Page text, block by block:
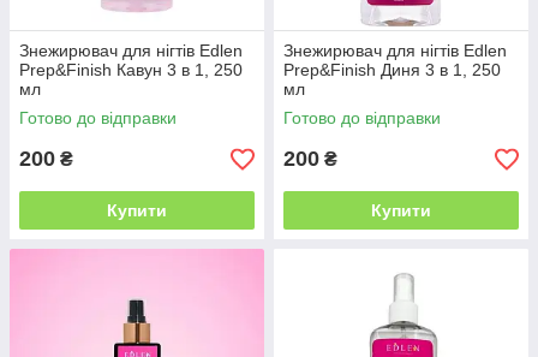
Знежирювач для нігтів Edlen
Prep&Finish Кавун 3 в 1, 250
мл
Готово до відправки
200 ₴
Купити
Знежирювач для нігтів Edlen
Prep&Finish Диня 3 в 1, 250
мл
Готово до відправки
200 ₴
Купити